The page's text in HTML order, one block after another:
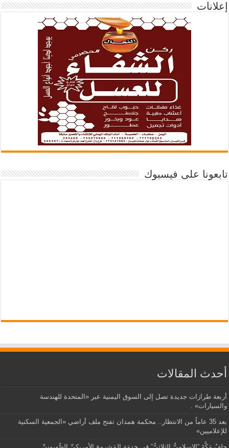
إعلانات
تابعونا على فيسبوك
أحدث المقالات
أربعة طرازات جديدة تصل إلى السوق اليمنية عبر «المتحدة للهندسة
والسيارات» .
بعد 35 عاماً من الانتظار.. محكمة همدان تفتح ملف أراضي «الجمعية السكنية
للإعلاميين»